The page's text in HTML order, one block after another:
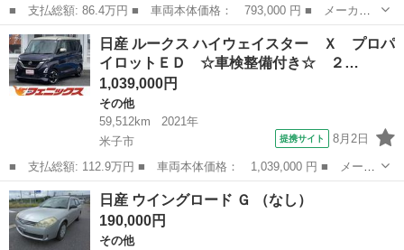
■ 支払総額: 86.4万円 ■ 車両本体価格： 793,000 円 ■ メーカー
名： 日産 ■ 車種名： セレナ ■ グレード名： ハイウェイスタ
ー Ｖセレ＋セーフティ ＳＨＶ Ａセフ ワンオーナー 純正ナビ
／フルセグ／...
鳥取 鳥取市 セレナ
日産 ルークス ハイウェイスター Ｘ プロパ
イロットＥＤ ☆車検整備付き☆ ２…
1,039,000円
その他
59,512km
2021年
米子市
提携サイト 8月2日
■ 支払総額: 112.9万円 ■ 車両本体価格： 1,039,000 円 ■ メーカ
ー名： 日産 ■ 車種名： ルークス ■ グレード名： ハイウェイ
スター Ｘ プロパイロットＥＤ ☆車検整備付き☆ ２トーンカラ
ー☆プロ...
鳥取 米子市 その他
日産 ウイングロード Ｇ （なし）
190,000円
その他